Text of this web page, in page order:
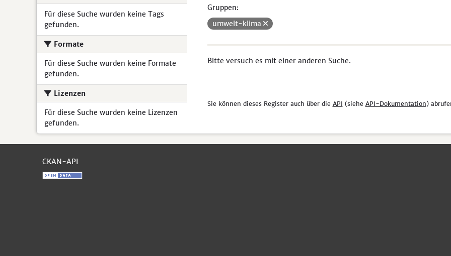
Für diese Suche wurden keine Tags
gefunden.
Formate
Für diese Suche wurden keine Formate
gefunden.
Lizenzen
Für diese Suche wurden keine Lizenzen
gefunden.
Gruppen:
umwelt-klima
Bitte versuch es mit einer anderen Suche.
Sie können dieses Register auch über die API (siehe API-Dokumentation)
CKAN-API